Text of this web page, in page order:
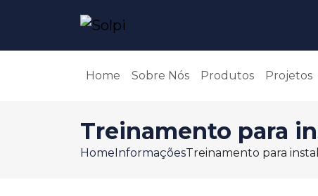
Home Sobre Nós Produtos Projetos
Treinamento para
HomeInformaçõesTreinamento para